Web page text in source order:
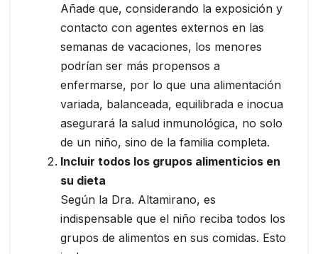
Añade que, considerando la exposición y
contacto con agentes externos en las
semanas de vacaciones, los menores
podrían ser más propensos a
enfermarse, por lo que una alimentación
variada, balanceada, equilibrada e inocua
asegurará la salud inmunológica, no solo
de un niño, sino de la familia completa.
Incluir todos los grupos alimenticios en
su dieta
Según la Dra. Altamirano, es
indispensable que el niño reciba todos los
grupos de alimentos en sus comidas. Esto